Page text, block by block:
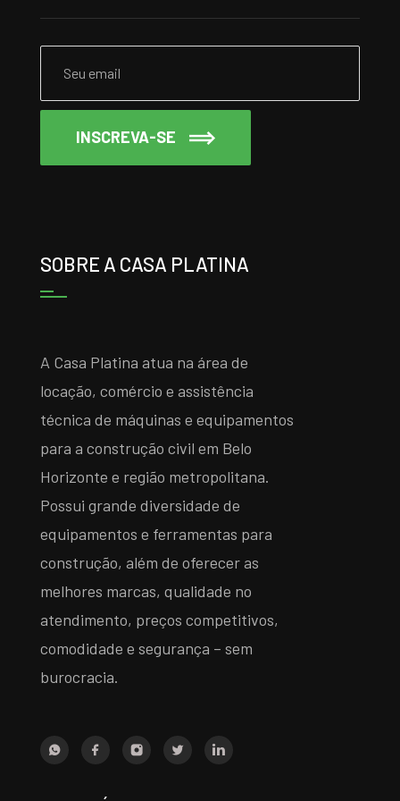
INSCREVA-SE
SOBRE A CASA PLATINA
A Casa Platina atua na área de
locação, comércio e assistência
técnica de máquinas e equipamentos
para a construção civil em Belo
Horizonte e região metropolitana.
Possui grande diversidade de
equipamentos e ferramentas para
construção, além de oferecer as
melhores marcas, qualidade no
atendimento, preços competitivos,
comodidade e segurança – sem
burocracia.